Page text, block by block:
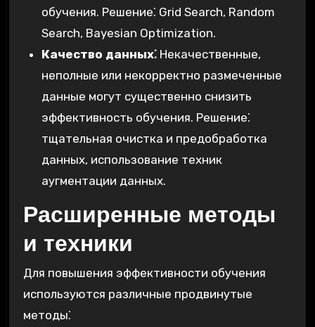
обучения. Решение⁚ Grid Search, Random
Search, Bayesian Optimization.
Качество данных⁚Некачественные,
неполные или некорректно размеченные
данные могут существенно снизить
эффективность обучения. Решение⁚
тщательная очистка и предобработка
данных, использование техник
аугментации данных.
Расширенные методы
и техники
Для повышения эффективности обучения
используются различные продвинутые
методы⁚